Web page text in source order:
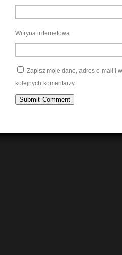
Witryna internetowa
Zapisz moje dane, adres e-mail i
kolejnych komentarzy.